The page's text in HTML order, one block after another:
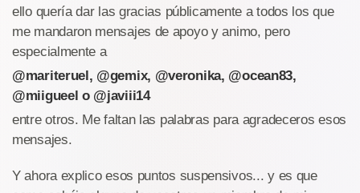
ello quería dar las gracias públicamente a todos los que
me mandaron mensajes de apoyo y animo, pero
especialmente a
@mariteruel, @gemix, @veronika, @ocean83,
@miigueel o @javiii14
entre otros. Me faltan las palabras para agradeceros esos
mensajes.
Y ahora explico esos puntos suspensivos... y es que